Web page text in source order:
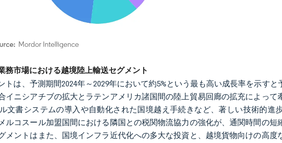
再利用にはCC BY 4.0の表示が必要です。
務市場における越境陸上輸送セグメント
トは、予測期間2024年～2029年において約5%という最も高い成長率を示す
イニシアチブの拡大とラテンアメリカ諸国間の陸上貿易回廊の拡充によって
文書システムの導入や自動化された国境越え手続きなど、著しい技術的進
ルコスール加盟国間における隣国との税関物流協力の強化が、通関時間の短
メントはまた、国境インフラ近代化への多大な投資と、越境貨物向けの高度